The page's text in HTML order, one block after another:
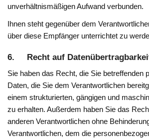
unverhältnismäßigen Aufwand verbunden.
Ihnen steht gegenüber dem
über diese Empfänger unterrichtet zu
6. Recht auf
Sie haben das Recht, die Sie betreffenden
Daten, die Sie dem Verantwortlichen
einem strukturierten, gängigen und
zu erhalten. Außerdem haben Sie das
anderen Verantwortlichen ohne
Verantwortlichen, dem die